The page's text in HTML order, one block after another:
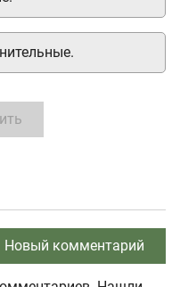
Новый комментарий